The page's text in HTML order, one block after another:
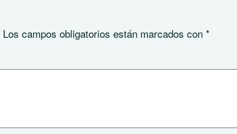
Los campos obligatorios están marcados con *